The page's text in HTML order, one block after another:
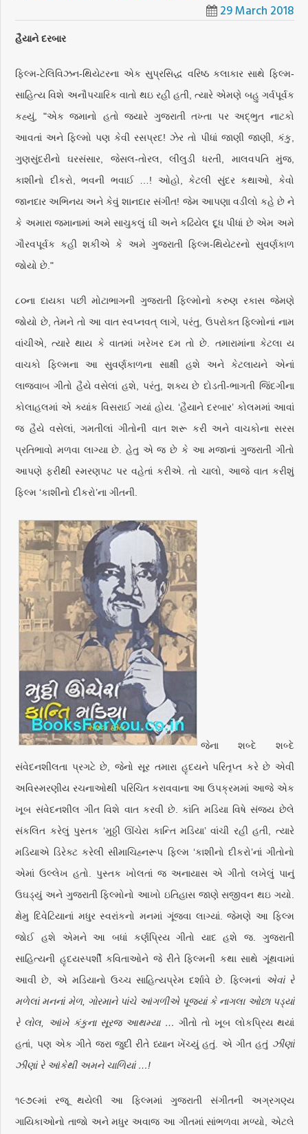
29 March 2018
હૈયાને દરબાર
ફિલ્મ-ટેલિવિઝન-થિયેટરના એક સુપ્રસિદ્ધ વરિષ્ઠ કલાકાર સાથે ફિલ્મ-
સાહિત્ય વિશે અનૌપચારિક વાતો થઇ રહી હતી, ત્યારે એમણે બહુ ગર્વપૂર્વક
કહ્યું, "એક જમાનો હતો જ્યારે ગુજરાતી તખ્તા પર અદ્ભુત નાટકો
આવતાં અને ફિલ્મો પણ કેવી રસપ્રદ! ઝેર તો પીધાં જાણી જાણી, કંકુ,
ગુણસુંદરીનો ઘરસંસાર, જેસલ-તોરલ, લીલુડી ધરતી, માલવપતિ મુંજ,
કાશીનો દીકરો, ભવની ભવાઈ …! ઓહો, કેટલી સુંદર કથાઓ, કેવો
જાનદાર અભિનય અને કેવું શાનદાર સંગીત! જેમ આપણા વડીલો કહે છે ને
કે અમારા જમાનામાં અમે સાચુકલું ઘી અને કઢિયેલ દૂધ પીધાં છે એમ અમે
ગૌરવપૂર્વક કહી શકીએ કે અમે ગુજરાતી ફિલ્મ-થિયેટરનો સુવર્ણકાળ
જોયો છે."
૮૦ના દાયકા પછી મોટાભાગની ગુજરાતી ફિલ્મોનો કરુણ રકાસ જેમણે
જોયો છે, તેમને તો આ વાત સ્વપ્નવત્ લાગે, પરંતુ, ઉપરોક્ત ફિલ્મોનાં નામ
વાંચીએ, ત્યારે થાય કે વાતમાં ખરેખર દમ તો છે. તમારામાંના કેટલા ય
વાચકો ફિલ્મના આ સુવર્ણકાળના સાક્ષી હશે અને કેટલાયને એનાં
લાજવાબ ગીતો હૈયે વસેલાં હશે, પરંતુ, શક્ય છે દોડતી-ભાગતી જિંદગીના
કોલાહલમાં એ ક્યાંક વિસરાઈ ગયાં હોય. ‘હૈયાને દરબાર’ કોલમમાં આવાં
જ હૈયે વસેલાં, ગમતીલાં ગીતોની વાત શરૂ કરી અને વાચકોના સરસ
પ્રતિભાવો મળવા લાગ્યા છે. હેતુ એ જ છે કે આ મજાનાં ગુજરાતી ગીતો
આપણે ફરીથી સ્મરણપટ પર વહેતાં કરીએ. તો ચાલો, આજે વાત કરીશું
ફિલ્મ ‘કાશીનો દીકરો’ના ગીતની.
જેના શબ્દે શબ્દે
સંવેદનશીલતા પ્રગટે છે, જેનો સૂર તમારા હૃદયને પરિતૃપ્ત કરે છે એવી
અવિસ્મરણીય રચનાઓથી પરિચિત કરાવવાના આ ઉપક્રમમાં આજે એક
ખૂબ સંવેદનશીલ ગીત વિશે વાત કરવી છે. કાંતિ મડિયા વિષે સંજય છેલે
સંકલિત કરેલું પુસ્તક ‘મુઠ્ઠી ઊંચેરા કાન્તિ મડિયા’ વાંચી રહી હતી, ત્યારે
મડિયાએ ડિરેક્ટ કરેલી સીમાચિહ્નરૂપ ફિલ્મ ‘કાશીનો દીકરો’નાં ગીતોનો
એમાં ઉલ્લેખ હતો. પુસ્તક ખોલતાં જ અનાયાસ એ ગીતો લખેલું પાનું
ઉઘડ્યું અને ગુજરાતી ફિલ્મોનો આખો ઇતિહાસ જાણે સજીવન થઇ ગયો.
ક્ષેમુ દિવેટિયાનાં મધુર સ્વરાંકનો મનમાં ગૂંજવા લાગ્યાં. જેમણે આ ફિલ્મ
જોઈ હશે એમને આ બધાં કર્ણપ્રિય ગીતો યાદ હશે જ. ગુજરાતી
સાહિત્યની હૃદયસ્પર્શી કવિતાઓને જે રીતે ફિલ્મની કથા સાથે ગૂંથવામાં
આવી છે, એ મડિયાનો ઉચ્ચ સાહિત્યપ્રેમ દર્શાવે છે. ફિલ્મનાં
એવાં રે
મળેલાં મનનાં મેળ, ગોરમાને પાંચે આંગળીએ પૂજ્યાં કે નાગલા ઓછા પડ્યાં
રે લોલ, આંખે કંકુના સૂરજ આથમ્યા … ગીતો તો ખૂબ લોકપ્રિય થયાં
હતાં, પણ એક ગીતે જરા જુદી રીતે ધ્યાન ખેંચ્યું હતું. એ ગીત હતું ઝીણાં
ઝીણાં રે આંકેથી અમને ચાળિયાં …!
૧૯૭૯માં રજૂ થયેલી આ ફિલ્મમાં ગુજરાતી સંગીતની અગ્રગણ્ય
ગાયિકાઓનો તાજો અને મધુર અવાજ આ ગીતમાં સાંભળવા મળ્યો, એટલે